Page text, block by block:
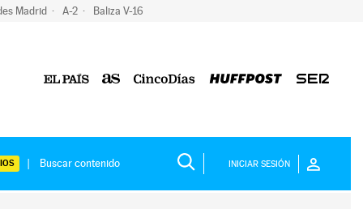
Madrid A-2 Baliza V-16
INICIAR SESIÓN